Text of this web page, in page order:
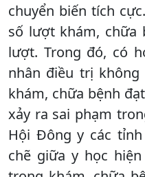
chuyển biến tích
số lượt khám, chữa
lượt. Trong đó, có
nhân điều trị
khám, chữa bệnh
xảy ra sai phạm
Hội Đông y các
chẽ giữa y học